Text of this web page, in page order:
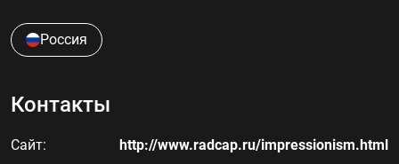
Россия
Контакты
Сайт: http://www.radcap.ru/impressionism.html